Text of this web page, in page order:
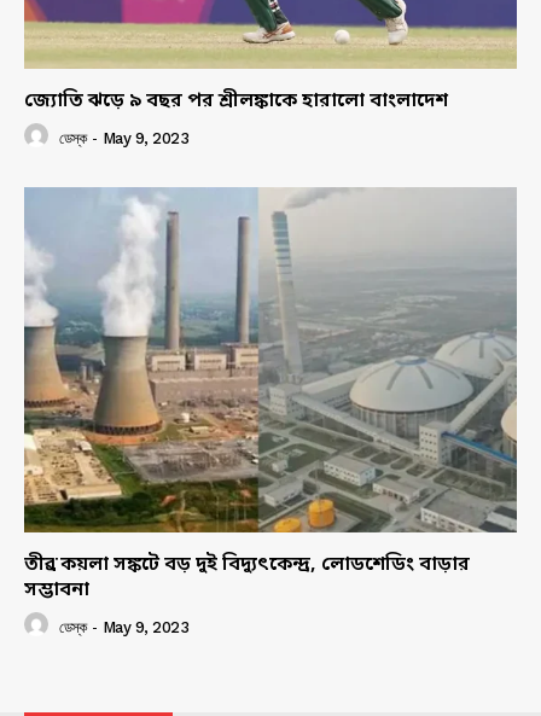
জ্যোতি ঝড়ে ৯ বছর পর শ্রীলঙ্কাকে হারালো বাংলাদেশ
ডেস্ক - May 9, 2023
তীব্র কয়লা সঙ্কটে বড় দুই বিদ্যুৎকেন্দ্র, লোডশেডিং বাড়ার
সম্ভাবনা
ডেস্ক - May 9, 2023